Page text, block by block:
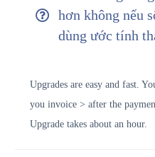
hơn không nếu
dùng ước tính
Upgrades are easy and fast.
you invoice > after the
Upgrade takes about an hour.